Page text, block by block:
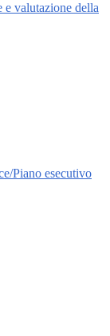
e valutazione della
Piano esecutivo